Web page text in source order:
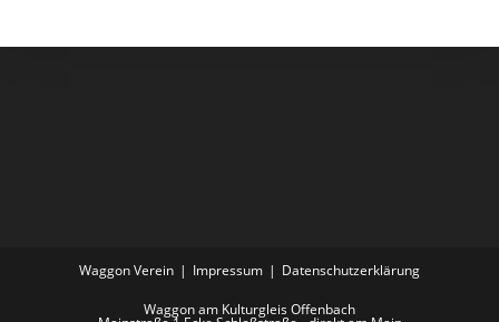
Waggon Verein Impressum Datenschutzerklärung
Waggon am Kulturgleis Offenbach